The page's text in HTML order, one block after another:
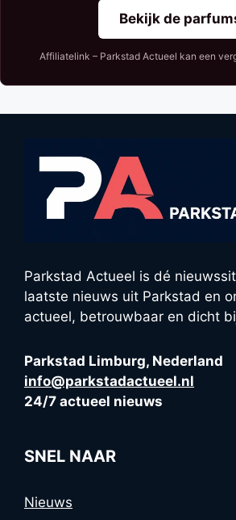
Bekijk de
Affiliatelink – Parkstad Actueel kan een
Parkstad Actueel is dé
laatste nieuws uit Parkstad en
actueel, betrouwbaar en dicht
Parkstad Limburg, Nederland
info@parkstadactueel.nl
24/7 actueel nieuws
SNEL NAAR
Nieuws